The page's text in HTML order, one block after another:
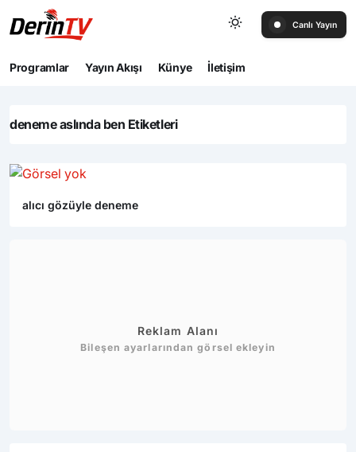
Canlı Yayın
Programlar Yayın Akışı Künye İletişim
deneme aslında ben Etiketleri
alıcı gözüyle deneme
Reklam Alanı
Bileşen ayarlarından görsel ekleyin